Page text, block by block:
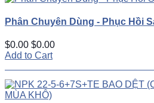
Phân Chuyên Dùng - Phục Hồi
$0.00 $0.00
Add to Cart